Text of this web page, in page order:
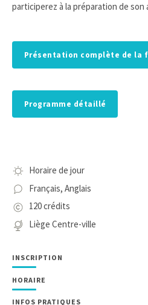
participerez à la préparation de
Présentation complète de la
Programme détaillé
Horaire de jour
Français, Anglais
120 crédits
Liège Centre-ville
INSCRIPTION
HORAIRE
INFOS PRATIQUES